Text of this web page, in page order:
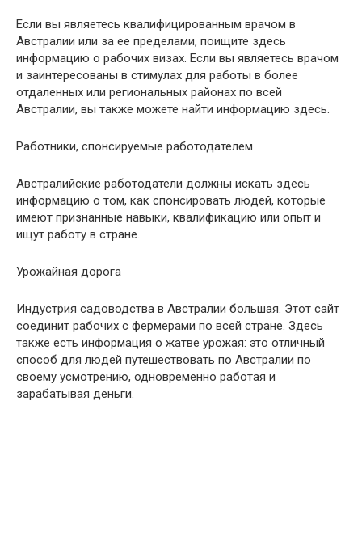
Если вы являетесь квалифицированным врачом в
Австралии или за ее пределами, поищите здесь
информацию о рабочих визах. Если вы являетесь врачом
и заинтересованы в стимулах для работы в более
отдаленных или региональных районах по всей
Австралии, вы также можете найти информацию здесь.
Работники, спонсируемые работодателем
Австралийские работодатели должны искать здесь
информацию о том, как спонсировать людей, которые
имеют признанные навыки, квалификацию или опыт и
ищут работу в стране.
Урожайная дорога
Индустрия садоводства в Австралии большая. Этот сайт
соединит рабочих с фермерами по всей стране. Здесь
также есть информация о жатве урожая: это отличный
способ для людей путешествовать по Австралии по
своему усмотрению, одновременно работая и
зарабатывая деньги.